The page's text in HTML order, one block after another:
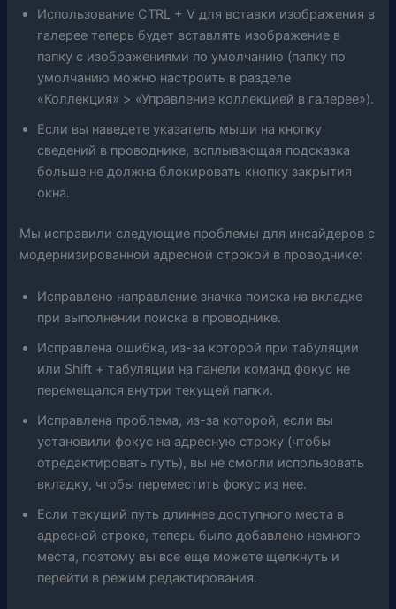
Использование CTRL + V для вставки изображения в
галерее теперь будет вставлять изображение в
папку с изображениями по умолчанию (папку по
умолчанию можно настроить в разделе
«Коллекция» > «Управление коллекцией в галерее»).
Если вы наведете указатель мыши на кнопку
сведений в проводнике, всплывающая подсказка
больше не должна блокировать кнопку закрытия
окна.
Мы исправили следующие проблемы для инсайдеров с
модернизированной адресной строкой в ​​проводнике:
Исправлено направление значка поиска на вкладке
при выполнении поиска в проводнике.
Исправлена ​​ошибка, из-за которой при табуляции
или Shift + табуляции на панели команд фокус не
перемещался внутри текущей папки.
Исправлена ​​проблема, из-за которой, если вы
установили фокус на адресную строку (чтобы
отредактировать путь), вы не смогли использовать
вкладку, чтобы переместить фокус из нее.
Если текущий путь длиннее доступного места в
адресной строке, теперь было добавлено немного
места, поэтому вы все еще можете щелкнуть и
перейти в режим редактирования.